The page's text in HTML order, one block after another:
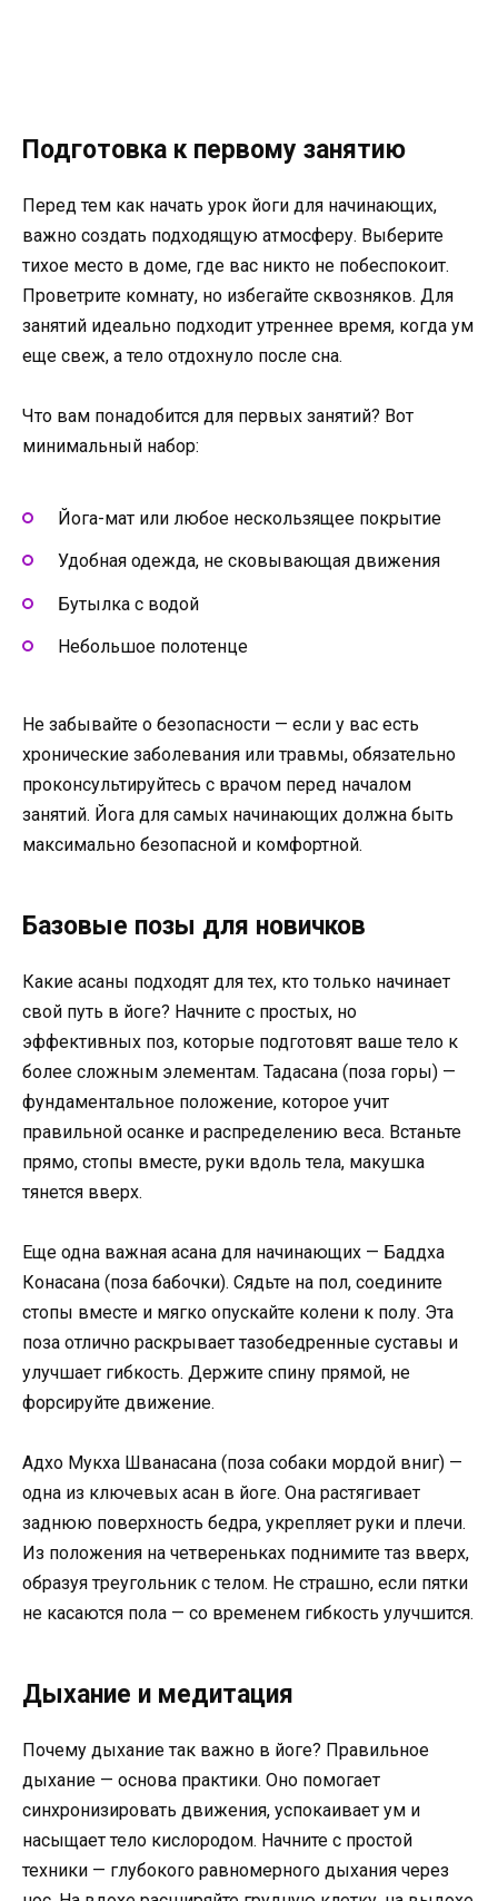
Подготовка к первому занятию
Перед тем как начать урок йоги для начинающих,
важно создать подходящую атмосферу. Выберите
тихое место в доме, где вас никто не побеспокоит.
Проветрите комнату, но избегайте сквозняков. Для
занятий идеально подходит утреннее время, когда ум
еще свеж, а тело отдохнуло после сна.
Что вам понадобится для первых занятий? Вот
минимальный набор:
Йога-мат или любое нескользящее покрытие
Удобная одежда, не сковывающая движения
Бутылка с водой
Небольшое полотенце
Не забывайте о безопасности — если у вас есть
хронические заболевания или травмы, обязательно
проконсультируйтесь с врачом перед началом
занятий. Йога для самых начинающих должна быть
максимально безопасной и комфортной.
Базовые позы для новичков
Какие асаны подходят для тех, кто только начинает
свой путь в йоге? Начните с простых, но
эффективных поз, которые подготовят ваше тело к
более сложным элементам. Тадасана (поза горы) —
фундаментальное положение, которое учит
правильной осанке и распределению веса. Встаньте
прямо, стопы вместе, руки вдоль тела, макушка
тянется вверх.
Еще одна важная асана для начинающих — Баддха
Конасана (поза бабочки). Сядьте на пол, соедините
стопы вместе и мягко опускайте колени к полу. Эта
поза отлично раскрывает тазобедренные суставы и
улучшает гибкость. Держите спину прямой, не
форсируйте движение.
Адхо Мукха Шванасана (поза собаки мордой вниг) —
одна из ключевых асан в йоге. Она растягивает
заднюю поверхность бедра, укрепляет руки и плечи.
Из положения на четвереньках поднимите таз вверх,
образуя треугольник с телом. Не страшно, если пятки
не касаются пола — со временем гибкость улучшится.
Дыхание и медитация
Почему дыхание так важно в йоге? Правильное
дыхание — основа практики. Оно помогает
синхронизировать движения, успокаивает ум и
насыщает тело кислородом. Начните с простой
техники — глубокого равномерного дыхания через